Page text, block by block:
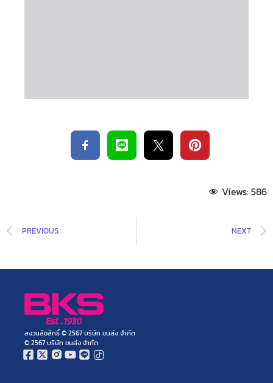
Views:586
PREVIOUS NEXT
สงวนลิขสิทธิ์ © 2567 บริษัท ขนส่ง จำกัด
© 2567 บริษัท ขนส่ง จำกัด